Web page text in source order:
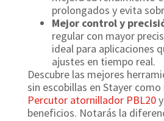
prolongados y evita
Mejor control y
regular con mayor
ideal para aplicaciones
ajustes en tiempo real.
Descubre las mejores
sin escobillas en Stayer
Percutor atornillador PBL20
beneficios. Notarás la